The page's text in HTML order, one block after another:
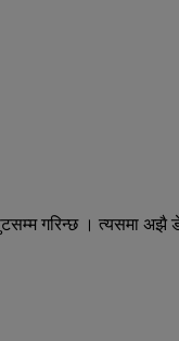
गरिन्छ । त्यसमा